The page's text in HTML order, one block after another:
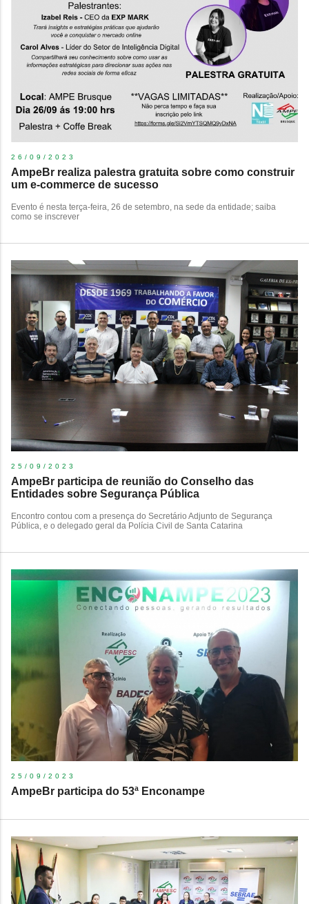
26/09/2023
AmpeBr realiza palestra gratuita sobre como construir
um e-commerce de sucesso
Evento é nesta terça-feira, 26 de setembro, na sede da entidade; saiba
como se inscrever
25/09/2023
AmpeBr participa de reunião do Conselho das
Entidades sobre Segurança Pública
Encontro contou com a presença do Secretário Adjunto de Segurança
Pública, e o delegado geral da Polícia Civil de Santa Catarina
25/09/2023
AmpeBr participa do 53ª Enconampe